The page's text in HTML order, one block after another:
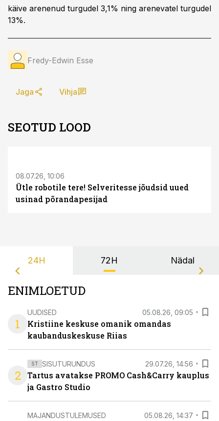
käive arenenud turgudel 3,1% ning arenevatel turgudel
13%.
Fredy-Edwin Esse
Jaga Vihja
SEOTUD LOOD
08.07.26, 10:06
Ütle robotile tere! Selveritesse jõudsid uued
usinad põrandapesijad
24H 72H Nädal
ENIMLOETUD
1
UUDISED 05.08.26, 09:05
Kristiine keskuse omanik omandas
kaubanduskeskuse Riias
2
ST SISUTURUNDUS 29.07.26, 14:56
Tartus avatakse PROMO Cash&Carry kauplus
ja Gastro Studio
MAJANDUSTULEMUSED 05.08.26, 14:37